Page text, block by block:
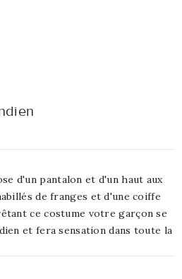
d'un pantalon et d'un haut aux
de franges et d'une coiffe
ce costume votre garçon se
et fera sensation dans toute la